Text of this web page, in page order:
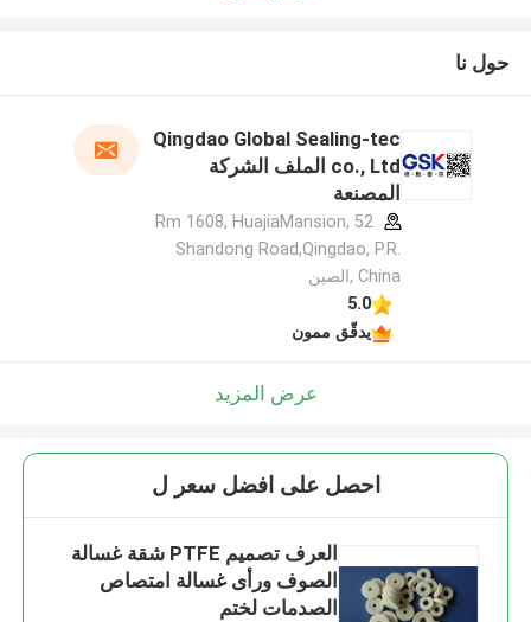
حول نا
Qingdao Global Sealing-tec
co., Ltd الملف الشركة
المصنعة
Rm 1608, HuajiaMansion, 52
Shandong Road,Qingdao, P.R.
China ,الصين
5.0
يدقّق ممون
عرض المزيد
احصل على افضل سعر ل
العرف تصميم PTFE شقة غسالة
الصوف ورأى غسالة امتصاص
الصدمات لختم